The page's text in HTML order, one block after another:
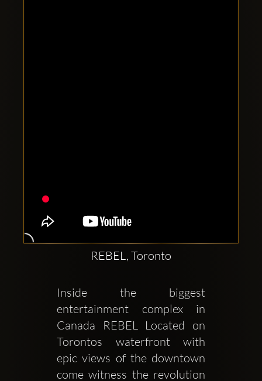
REBEL, Toronto
Inside the biggest
entertainment complex in
Canada REBEL Located on
Torontos waterfront with
epic views of the downtown
come witness the revolution